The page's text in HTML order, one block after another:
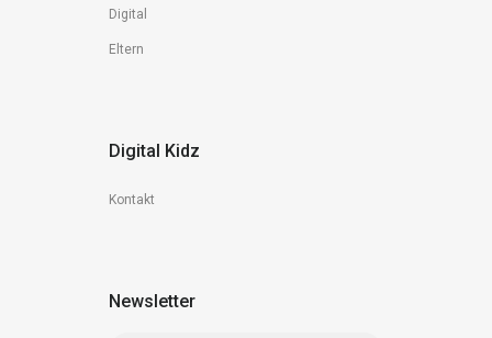
Digital
Eltern
Digital Kidz
Kontakt
Newsletter